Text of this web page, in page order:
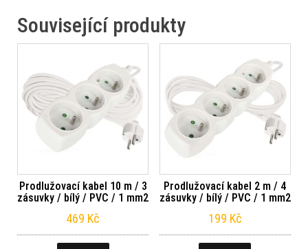
Související produkty
Prodlužovací kabel 10 m / 3
zásuvky / bílý / PVC / 1 mm2
469 Kč
Prodlužovací kabel 2 m / 4
zásuvky / bílý / PVC / 1 mm2
199 Kč